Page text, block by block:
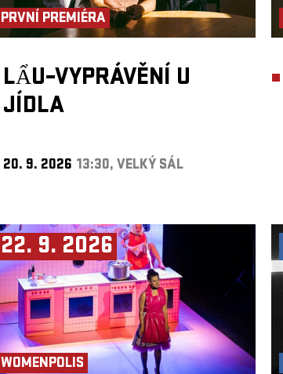
PRVNÍ PREMIÉRA
LẨU–VYPRÁVĚNÍ U
JÍDLA
20. 9. 2026 13:30, VELKÝ SÁL
22. 9. 2026
WOMENPOLIS